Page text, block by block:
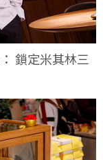
鎖定米其林三